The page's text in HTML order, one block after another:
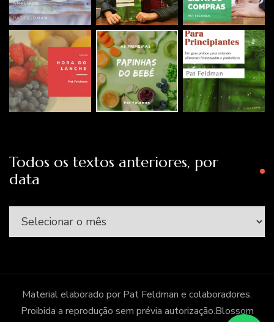
Todos os textos anteriores, por
data
Todos
os
anteriores,
por
data
Material elaborado por Pat Feldman e colaboradores.
Proibida a reprodução sem prévia autorização.Blossom